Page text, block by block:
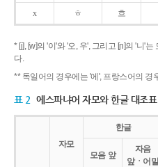
x ㅎ 흐
* [j], [w]의 '이'와 '오, 우', 그리고 [ɲ]의 '니'
다.
** 독일어의 경우에는 '에', 프랑스어의 경
표 2 에스파냐어 자모와 한글 대조표
자모
한글
모음 앞
자음
앞ㆍ어